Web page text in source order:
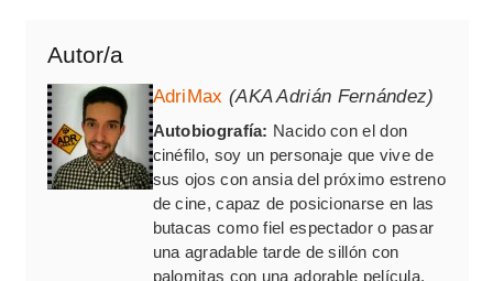
Autor/a
AdriMax (AKA Adrián Fernández)
Autobiografía: Nacido con el don
cinéfilo, soy un personaje que vive de
sus ojos con ansia del próximo estreno
de cine, capaz de posicionarse en las
butacas como fiel espectador o pasar
una agradable tarde de sillón con
palomitas con una adorable película,